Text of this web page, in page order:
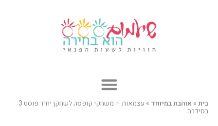
בית»אוהבת במיוחד » עצמאות – משחקי קופסה לשחקן יחיד פוסט 3
בסידרה